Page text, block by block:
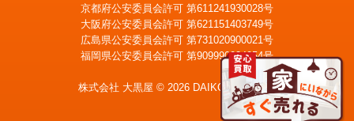
LINE査定 メール査定
京都府公安委員会許可 第611241930028号
大阪府公安委員会許可 第621151403749号
広島県公安委員会許可 第731020900021号
福岡県公安委員会許可 第909990034054号
株式会社 大黒屋 © 2026 DAIKOKUYA, Inc.